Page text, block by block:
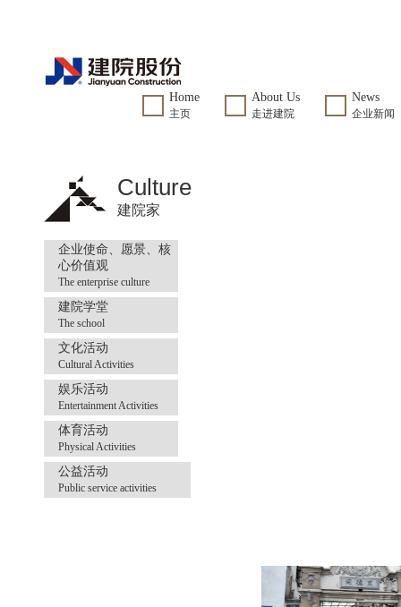
Home
主页
About Us
走进建院
News
企业新闻
Culture
建院家
企业使命、愿景、核
心价值观
The enterprise culture
建院学堂
The school
文化活动
Cultural Activities
娱乐活动
Entertainment Activities
体育活动
Physical Activities
公益活动
Public service activities